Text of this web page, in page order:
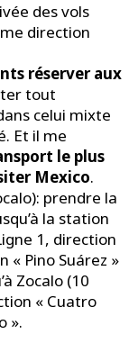
des vols
direction
réserver aux
tout
celui mixte
Et il me
le plus
Mexico.
prendre la
la station
1, direction
« Pino Suárez »
Zocalo (10
« Cuatro
».